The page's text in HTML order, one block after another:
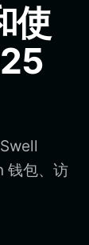
使
钱包、访